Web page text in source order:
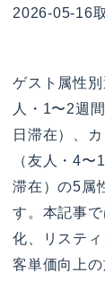
2026-05-16取
ゲスト属性
人・1〜2週
日滞在）、
（友人・4
滞在）の5属
す。本記事
化、リステ
客単価向上